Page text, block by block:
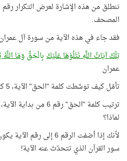
المصحف.
فقد جاء في هذه الآية من سورة آل
تِلْكَ آيَاتُ اللَّهِ نَتْلُوْهَا عَلَيْكَبِالْحَقِّ وَمَا
عمران
تأمّل كيف توسَّطت كلمة "الحق" الآية، 5 كلمات قبلها، و5 كلمات بعدها!
لماذا؟
سور القرآن الذي تتحدّث عنه الآية!